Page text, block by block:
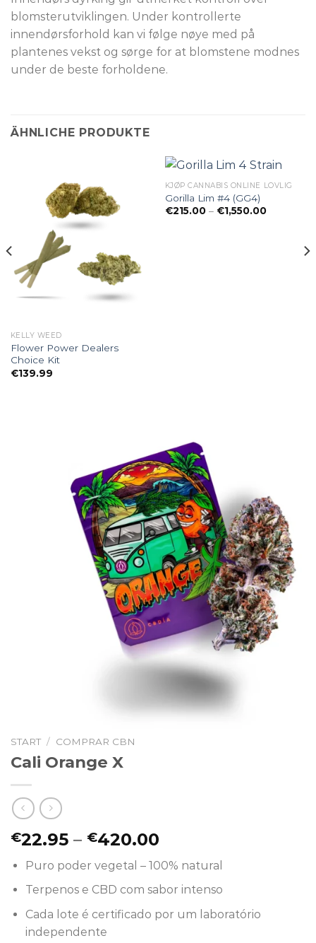
blomsterutviklingen. Under kontrollerte
innendørsforhold kan vi følge nøye med på
plantenes vekst og sørge for at blomstene modnes
under de beste forholdene.
ÄHNLICHE PRODUKTE
KELLY WEED
Flower Power Dealers
Choice Kit
€139.99
KJØP CANNABIS ONLINE LOVLIG
Gorilla Lim #4 (GG4)
€215.00 – €1,550.00
START / COMPRAR CBN
Cali Orange X
€22.95 – €420.00
bis
€420.00
Puro poder vegetal – 100% natural
Terpenos e CBD com sabor intenso
Cada lote é certificado por um laboratório
independente